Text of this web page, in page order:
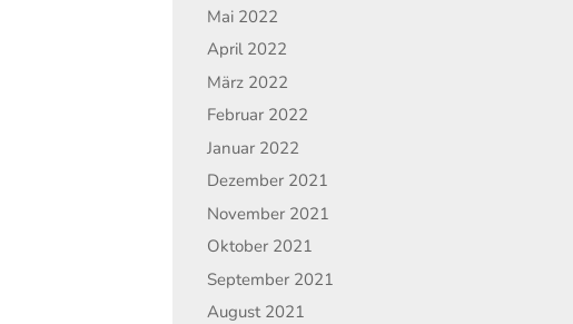
Mai 2022
April 2022
März 2022
Februar 2022
Januar 2022
Dezember 2021
November 2021
Oktober 2021
September 2021
August 2021